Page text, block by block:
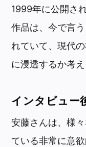
1999年に公開さ
作品は、今で言
れていて、現代
に浸透するか考
インタビュー
安藤さんは、様
ている非常に意欲